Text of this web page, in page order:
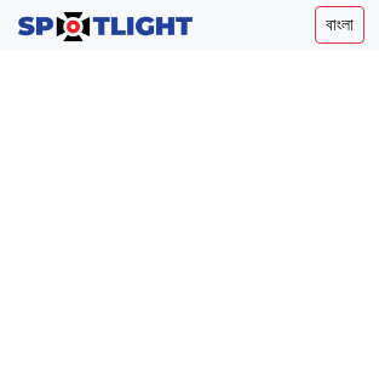
বাংলা